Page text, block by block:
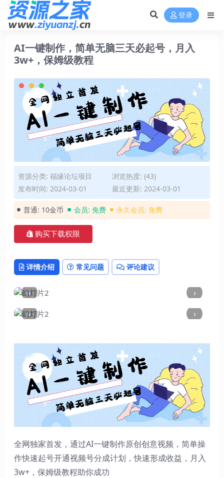
登录
AI一键制作，简单无脑三天必起号，月入
3w+，保姆级教程
资源分类: 福缘论坛项目
浏览热度: (43)
发布时间: 2024-03-01
最近更新: 2024-03-01
普通: 10金币 会员: 免费 永久会员: 免费
购买下载权限
详情介绍 常见问题 评论建议
‹
›
‹
›
全网独家首发，通过AI一键制作原创创意视频，简单操
作快速起号开通视频号分成计划，快速形成收益，月入
3w+，保姆级教程助你成功